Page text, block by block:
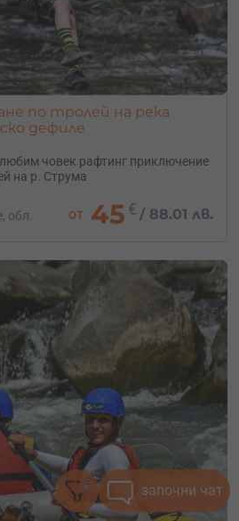
по тролей на река
дефиле
човек рафтинг приключение
на р. Струма
обл.
от 45 € /88.01 лв.
започни чат